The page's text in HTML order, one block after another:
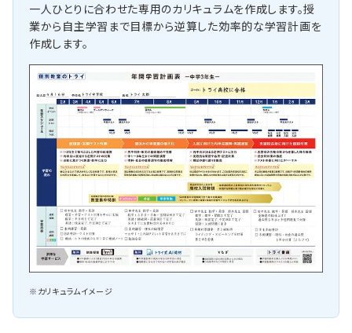
一人ひとりに合わせた専用のカリキュラムを作成します。授
業から自主学習まで目標から逆算した効率的な学習計画を
作成します。
※カリキュラムイメージ